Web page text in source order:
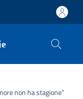
non ha stagione”